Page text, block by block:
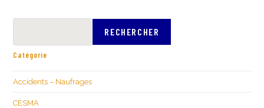
RECHERCHER
Catégorie
Accidents – Naufrages
CESMA